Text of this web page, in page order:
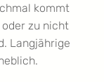
kommt
zu nicht
Langjährige